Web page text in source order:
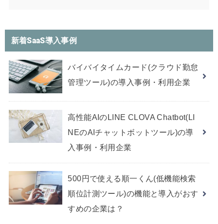
新着SaaS導入事例
バイバイタイムカード(クラウド勤怠
管理ツール)の導入事例・利用企業
高性能AIのLINE CLOVA Chatbot(LI
NEのAIチャットボットツール)の導
入事例・利用企業
500円で使える順一くん(低機能検索
順位計測ツール)の機能と導入がおす
すめの企業は？